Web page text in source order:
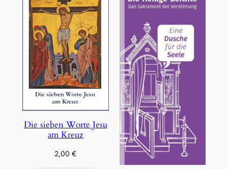
Die sieben Worte Jesu
am Kreuz
2,00€